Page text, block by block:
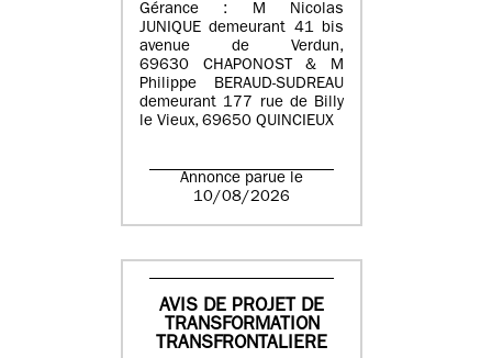
Gérance : M Nicolas
JUNIQUE demeurant 41 bis
avenue de Verdun,
69630 CHAPONOST & M
Philippe BERAUD-SUDREAU
demeurant 177 rue de Billy
le Vieux, 69650 QUINCIEUX
Annonce parue le
10/08/2026
AVIS DE PROJET DE
TRANSFORMATION
TRANSFRONTALIERE